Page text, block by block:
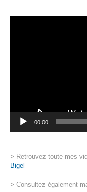
00:00
> Retrouvez toute mes
Bigel
> Consultez également